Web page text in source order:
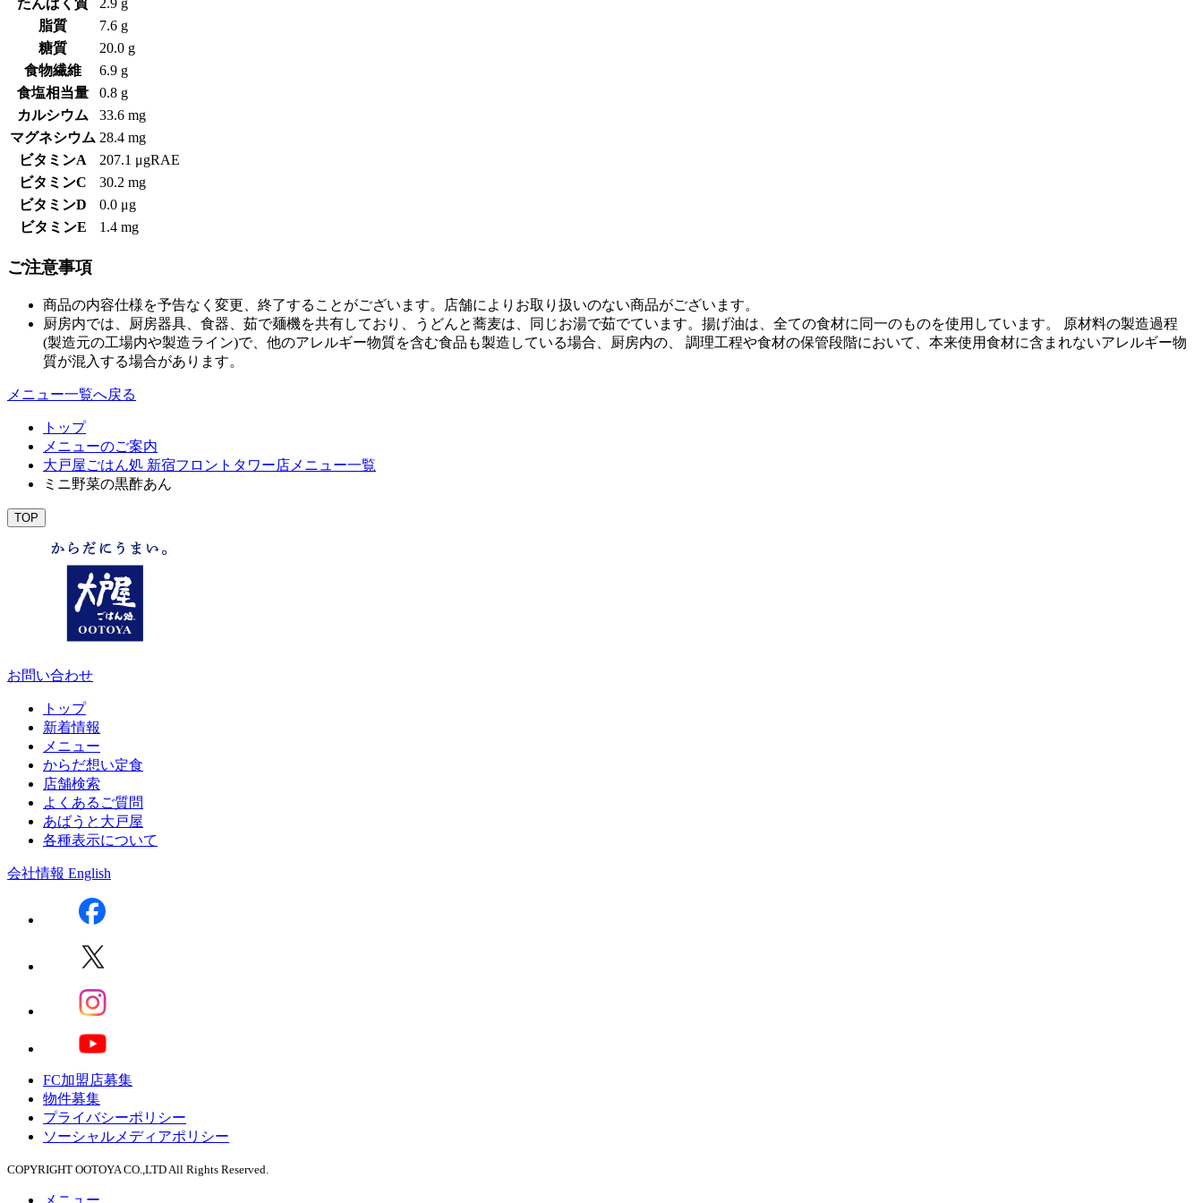
脂質
7.6 g
糖質
20.0 g
食物繊維
6.9 g
食塩相当量
0.8 g
カルシウム
33.6 mg
マグネシウム 28.4 mg
ビタミンA
207.1 μgRAE
ビタミンC
30.2 mg
ビタミンD
0.0 μg
ビタミンE
1.4 mg
ご注意事項
商品の内容仕様を予告なく変更、終了することがございます。店舗によりお取り扱いのない商品がございます。
厨房内では、厨房器具、食器、茹で麺機を共有しており、うどんと蕎麦は、同じお湯で茹でています。揚げ油は、全ての食材に同一のものを使用しています。 原材料の製造過程
(製造元の工場内や製造ライン)で、他のアレルギー物質を含む食品も製造している場合、厨房内の、 調理工程や食材の保管段階において、本来使用食材に含まれないアレルギー物
質が混入する場合があります。
メニュー一覧へ戻る
トップ
メニューのご案内
大戸屋ごはん処 新宿フロントタワー店メニュー一覧
ミニ野菜の黒酢あん
TOP
お問い合わせ
トップ
新着情報
メニュー
からだ想い定食
店舗検索
よくあるご質問
あばうと大戸屋
各種表示について
会社情報 English
FC加盟店募集
物件募集
プライバシーポリシー
ソーシャルメディアポリシー
COPYRIGHT OOTOYA CO.,LTD All Rights Reserved.
メニュー